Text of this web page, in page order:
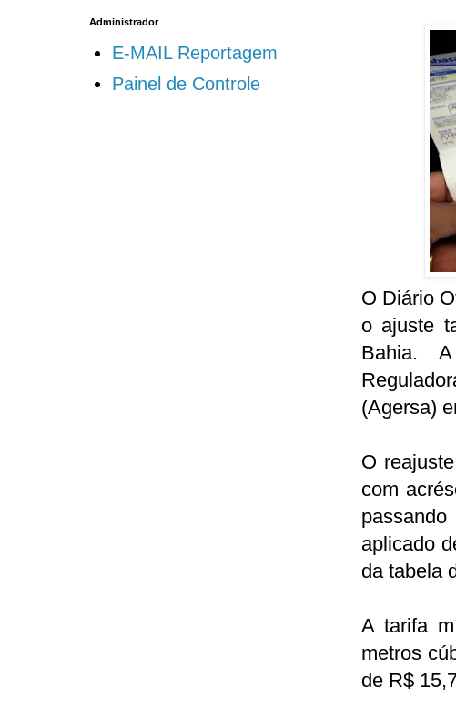
O Diário
o ajuste
Bahia.
(Agersa)
O
com
aplicado
da tabela
A tarifa
metros
de R$
Administrador
E-MAIL Reportagem
Painel de Controle